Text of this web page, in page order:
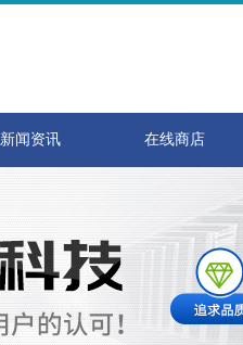
新闻资讯 在线商店